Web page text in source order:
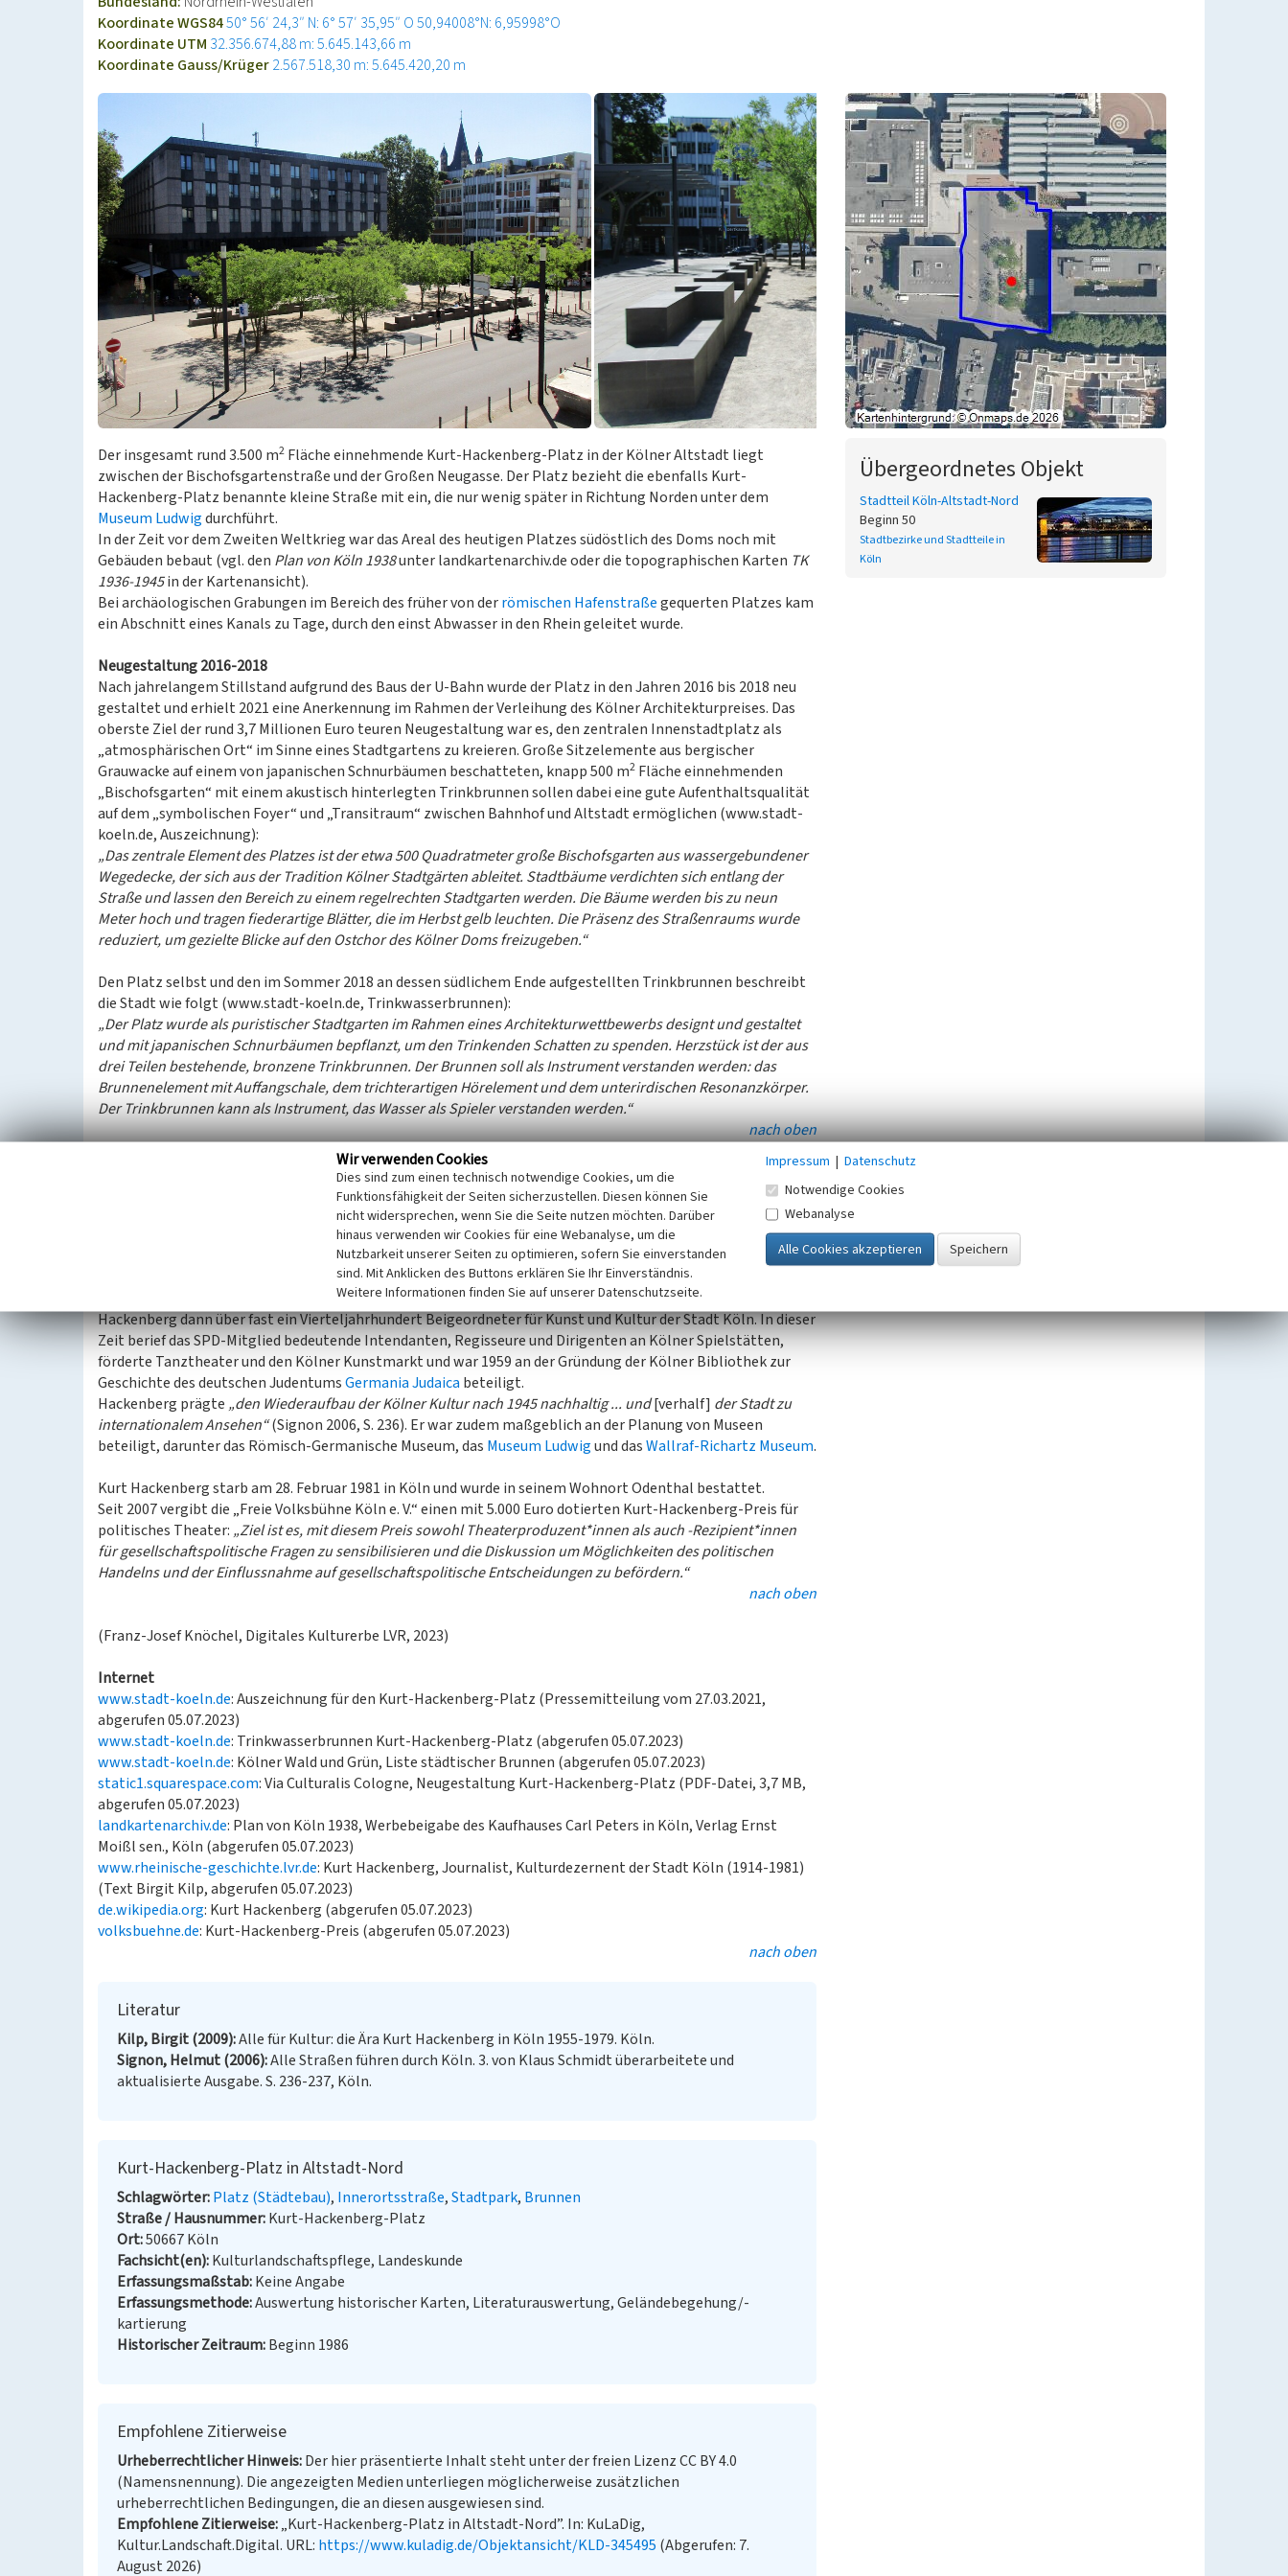
Koordinate WGS8450° 56′ 24,3″ N: 6° 57′ 35,95″ O50,94008°N: 6,95998°O
Koordinate UTM 32.356.674,88 m: 5.645.143,66 m
Koordinate Gauss/Krüger2.567.518,30 m: 5.645.420,20 m
Der insgesamt rund 3.500 m2 Fläche einnehmende Kurt-Hackenberg-Platz in der Kölner Altstadt liegt
zwischen der Bischofsgartenstraße und der Großen Neugasse. Der Platz bezieht die ebenfalls Kurt-
Hackenberg-Platz benannte kleine Straße mit ein, die nur wenig später in Richtung Norden unter dem
Museum Ludwigdurchführt.
In der Zeit vor dem Zweiten Weltkrieg war das Areal des heutigen Platzes südöstlich des Doms noch mit
Gebäuden bebaut (vgl. den Plan von Köln 1938unter landkartenarchiv.de oder die topographischen Karten TK
1936-1945in der Kartenansicht).
Bei archäologischen Grabungen im Bereich des früher von derrömischen Hafenstraßegequerten Platzes kam
ein Abschnitt eines Kanals zu Tage, durch den einst Abwasser in den Rhein geleitet wurde.
Neugestaltung 2016-2018
Nach jahrelangem Stillstand aufgrund des Baus der U-Bahn wurde der Platz in den Jahren 2016 bis 2018 neu
gestaltet und erhielt 2021 eine Anerkennung im Rahmen der Verleihung des Kölner Architekturpreises. Das
oberste Ziel der rund 3,7 Millionen Euro teuren Neugestaltung war es, den zentralen Innenstadtplatz als
„atmosphärischen Ort“ im Sinne eines Stadtgartens zu kreieren. Große Sitzelemente aus bergischer
Grauwacke auf einem von japanischen Schnurbäumen beschatteten, knapp 500 m2 Fläche einnehmenden
„Bischofsgarten“ mit einem akustisch hinterlegten Trinkbrunnen sollen dabei eine gute Aufenthaltsqualität
auf dem „symbolischen Foyer“ und „Transitraum“ zwischen Bahnhof und Altstadt ermöglichen (www.stadt-
koeln.de, Auszeichnung):
„Das zentrale Element des Platzes ist der etwa 500 Quadratmeter große Bischofsgarten aus wassergebundener
Wegedecke, der sich aus der Tradition Kölner Stadtgärten ableitet. Stadtbäume verdichten sich entlang der
Straße und lassen den Bereich zu einem regelrechten Stadtgarten werden. Die Bäume werden bis zu neun
Meter hoch und tragen fiederartige Blätter, die im Herbst gelb leuchten. Die Präsenz des Straßenraums wurde
reduziert, um gezielte Blicke auf den Ostchor des Kölner Doms freizugeben.“
Den Platz selbst und den im Sommer 2018 an dessen südlichem Ende aufgestellten Trinkbrunnen beschreibt
die Stadt wie folgt (www.stadt-koeln.de, Trinkwasserbrunnen):
„Der Platz wurde als puristischer Stadtgarten im Rahmen eines Architekturwettbewerbs designt und gestaltet
und mit japanischen Schnurbäumen bepflanzt, um den Trinkenden Schatten zu spenden. Herzstück ist der aus
drei Teilen bestehende, bronzene Trinkbrunnen. Der Brunnen soll als Instrument verstanden werden: das
Brunnenelement mit Auffangschale, dem trichterartigen Hörelement und dem unterirdischen Resonanzkörper.
Der Trinkbrunnen kann als Instrument, das Wasser als Spieler verstanden werden.“
nach oben
Benannt wurde der Platz 1986 nach dem langjährigen Kölner Kulturdezernenten Kurt Hackenberg (1914-
1981). Der Wuppertaler Fabrikantensohn studierte im Anschluß an eine kaufmännische Lehre ab 1937 in Berlin
und Köln Germanistik, Geschichte, Kunstgeschichte, Theater- und Zeitungswissenschaften.
Als Soldat im Zweiten Weltkrieg geriet er 1945 in französische Kriegsgefangenschaft. In seiner „ersten“
beruflichen Laufbahn wirkte er ab 1946 als Leiter des Wuppertaler Presse- und Werbeamtes und als Journalist.
Zwischen seiner erstmaligen Wahl im Oktober 1955 und seiner Pensionierung im Mai 1979 war Kurt
Hackenberg dann über fast ein Vierteljahrhundert Beigeordneter für Kunst und Kultur der Stadt Köln. In dieser
Zeit berief das SPD-Mitglied bedeutende Intendanten, Regisseure und Dirigenten an Kölner Spielstätten,
förderte Tanztheater und den Kölner Kunstmarkt und war 1959 an der Gründung der Kölner Bibliothek zur
Geschichte des deutschen JudentumsGermania Judaica beteiligt.
Hackenberg prägte „den Wiederaufbau der Kölner Kultur nach 1945 nachhaltig ... und[verhalf] der Stadt zu
internationalem Ansehen“(Signon 2006, S. 236). Er war zudem maßgeblich an der Planung von Museen
beteiligt, darunter das Römisch-Germanische Museum, das Museum Ludwigund dasWallraf-Richartz Museum.
Kurt Hackenberg starb am 28. Februar 1981 in Köln und wurde in seinem Wohnort Odenthal bestattet.
Seit 2007 vergibt die „Freie Volksbühne Köln e. V.“ einen mit 5.000 Euro dotierten Kurt-Hackenberg-Preis für
politisches Theater: „Ziel ist es, mit diesem Preis sowohl Theaterproduzent*innen als auch -Rezipient*innen
für gesellschaftspolitische Fragen zu sensibilisieren und die Diskussion um Möglichkeiten des politischen
Handelns und der Einflussnahme auf gesellschaftspolitische Entscheidungen zu befördern.“
nach oben
(Franz-Josef Knöchel, Digitales Kulturerbe LVR, 2023)
Internet
www.stadt-koeln.de: Auszeichnung für den Kurt-Hackenberg-Platz (Pressemitteilung vom 27.03.2021,
abgerufen 05.07.2023)
www.stadt-koeln.de: Trinkwasserbrunnen Kurt-Hackenberg-Platz (abgerufen 05.07.2023)
www.stadt-koeln.de: Kölner Wald und Grün, Liste städtischer Brunnen (abgerufen 05.07.2023)
static1.squarespace.com: Via Culturalis Cologne, Neugestaltung Kurt-Hackenberg-Platz (PDF-Datei, 3,7 MB,
abgerufen 05.07.2023)
landkartenarchiv.de: Plan von Köln 1938, Werbebeigabe des Kaufhauses Carl Peters in Köln, Verlag Ernst
Moißl sen., Köln (abgerufen 05.07.2023)
www.rheinische-geschichte.lvr.de: Kurt Hackenberg, Journalist, Kulturdezernent der Stadt Köln (1914-1981)
(Text Birgit Kilp, abgerufen 05.07.2023)
de.wikipedia.org: Kurt Hackenberg (abgerufen 05.07.2023)
volksbuehne.de: Kurt-Hackenberg-Preis (abgerufen 05.07.2023)
nach oben
Literatur
Kilp, Birgit (2009) Alle für Kultur: die Ära Kurt Hackenberg in Köln 1955-1979. Köln.
Signon, Helmut (2006) Alle Straßen führen durch Köln. 3. von Klaus Schmidt überarbeitete und
aktualisierte Ausgabe. S. 236-237, Köln.
Kurt-Hackenberg-Platz in Altstadt-Nord
Schlagwörter Platz (Städtebau) Innerortsstraße Stadtpark Brunnen
Straße / Hausnummer Kurt-Hackenberg-Platz
Ort 50667 Köln
Fachsicht(en) Kulturlandschaftspflege, Landeskunde
Erfassungsmaßstab Keine Angabe
Erfassungsmethode Auswertung historischer Karten, Literaturauswertung, Geländebegehung/-
kartierung
Historischer Zeitraum Beginn 1986
Empfohlene Zitierweise
Urheberrechtlicher Hinweis Der hier präsentierte Inhalt steht unter der freien Lizenz CC BY 4.0
(Namensnennung). Die angezeigten Medien unterliegen möglicherweise zusätzlichen
urheberrechtlichen Bedingungen, die an diesen ausgewiesen sind.
Empfohlene Zitierweise „Kurt-Hackenberg-Platz in Altstadt-Nord”. In: KuLaDig,
Kultur.Landschaft.Digital. URL: https://www.kuladig.de/Objektansicht/KLD-345495 (Abgerufen: 7.
August 2026)
Übergeordnetes Objekt
Stadtteil Köln-Altstadt-Nord
Beginn 50
Stadtbezirke und Stadtteile in
Köln
Wir verwenden Cookies
Dies sind zum einen technisch notwendige Cookies, um die
Funktionsfähigkeit der Seiten sicherzustellen. Diesen können Sie
nicht widersprechen, wenn Sie die Seite nutzen möchten. Darüber
hinaus verwenden wir Cookies für eine Webanalyse, um die
Nutzbarkeit unserer Seiten zu optimieren, sofern Sie einverstanden
sind. Mit Anklicken des Buttons erklären Sie Ihr Einverständnis.
Weitere Informationen finden Sie auf unserer Datenschutzseite.
Impressum | Datenschutz
Notwendige Cookies
Webanalyse